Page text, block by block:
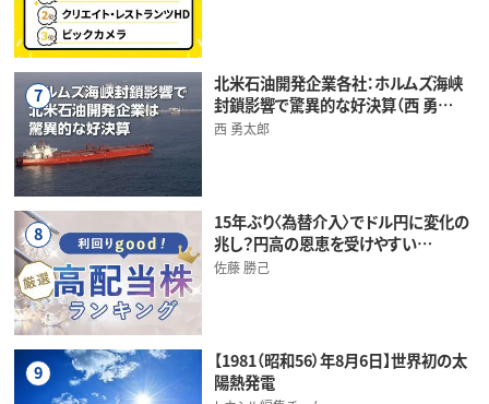
7
北米石油開発企業各社：ホルムズ海峡
封鎖影響で驚異的な好決算（西 勇…
西 勇太郎
8
15年ぶり〈為替介入〉でドル円に変化の
兆し？円高の恩恵を受けやすい…
佐藤 勝己
9
【1981（昭和56）年8月6日】世界初の太
陽熱発電